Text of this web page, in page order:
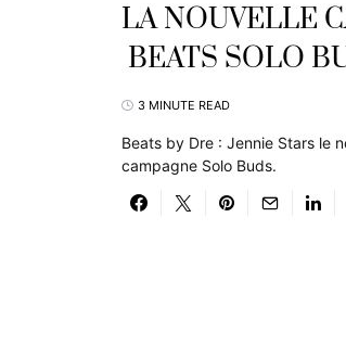
LA NOUVELLE
BEATS SOLO
3 MINUTE READ
Beats by Dre : Jennie Stars le
campagne Solo Buds.